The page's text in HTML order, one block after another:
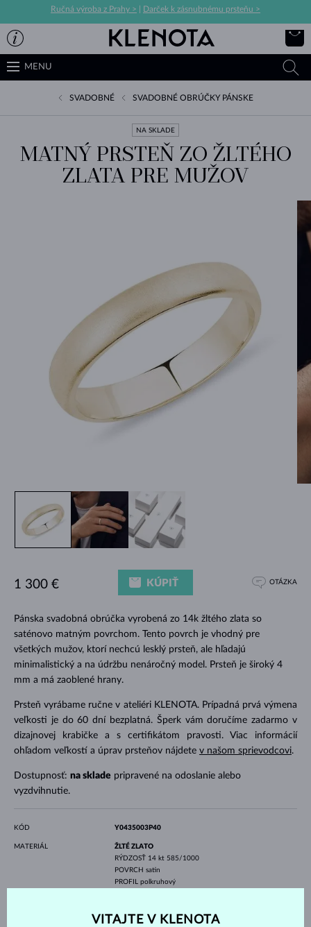
Ručná výroba z Prahy > Darček k zásnubnému prsteňu >
MENU
SVADOBNÉ SVADOBNÉ OBRÚČKY PÁNSKE
NA SKLADE
MATNÝ PRSTEŇ ZO ŽLTÉHO
ZLATA PRE MUŽOV
Pánska svadobná obrúčka vyrobená zo 14k žltého zlata so
saténovo matným povrchom. Tento povrch je vhodný pre
všetkých mužov, ktorí nechcú lesklý prsteň, ale hľadajú
minimalistický a na údržbu nenáročný model. Prsteň je široký 4
mm a má zaoblené hrany.
Prsteň vyrábame ručne v ateliéri KLENOTA. Prípadná prvá výmena
veľkosti je do 60 dní bezplatná. Šperk vám doručíme zadarmo v
dizajnovej krabičke a s certifikátom pravosti. Viac informácií
ohľadom veľkostí a úprav prsteňov nájdete v našom sprievodcovi.
Dostupnosť: na sklade pripravené na odoslanie alebo
vyzdvihnutie.
1 300 € KÚPIŤ OTÁZKA
KÓD Y0435003P40
MATERIÁL
ŽLTÉ ZLATO
RÝDZOSŤ 14 kt 585/1000
POVRCH satin
PROFIL polkruhový
4.0 mm
VITAJTE V KLENOTA